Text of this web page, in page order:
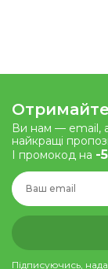
Отримайте
Ви нам — email,
найкращі
І промокод на -
Підписуючись,